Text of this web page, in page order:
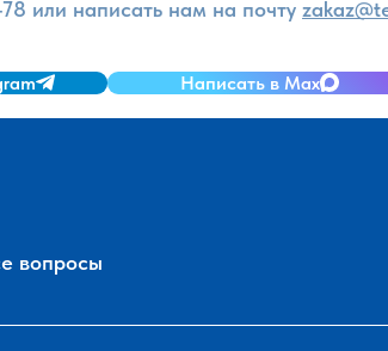
или написать нам на почту
Написать в Max
вопросы